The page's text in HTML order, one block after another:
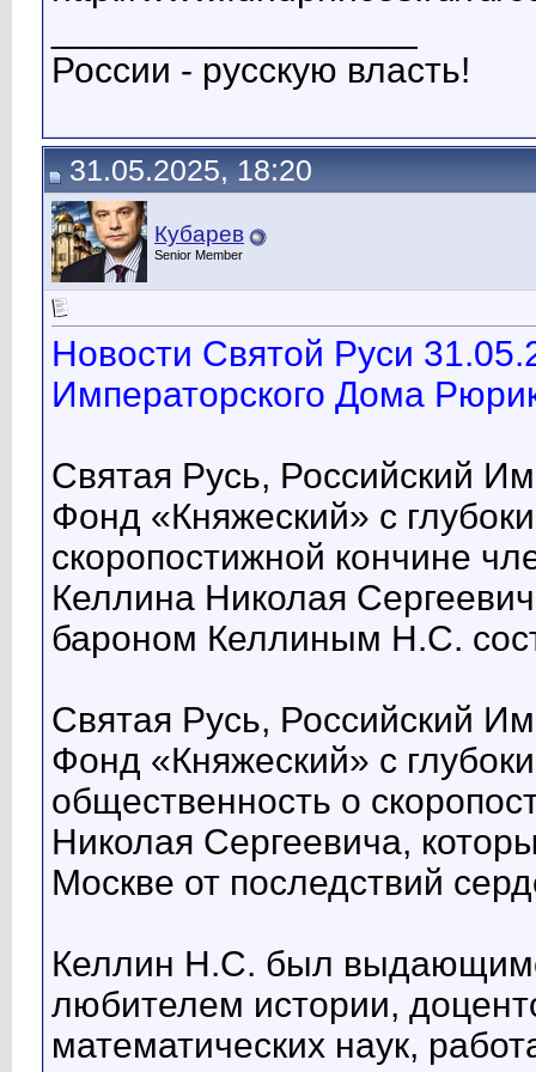
России - русскую власть!
31.05.2025, 18:20
Кубарев
Senior Member
Новости Святой Руси
Императорского Дома
Святая Русь, Российский
Фонд «Княжеский» с
скоропостижной кончине
Келлина Николая
бароном Келлиным Н.С.
Святая Русь, Российский
Фонд «Княжеский» с
общественность о
Николая Сергеевича,
Москве от последствий
Келлин Н.С. был
любителем истории,
математических наук,